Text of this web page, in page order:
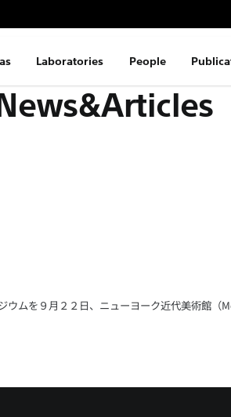
Laboratories People
ムを９月２２日、ニューヨーク近代美術館（